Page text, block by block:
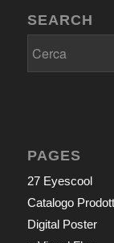
SEARCH
PAGES
27 Eyescool
Catalogo
Digital Poster